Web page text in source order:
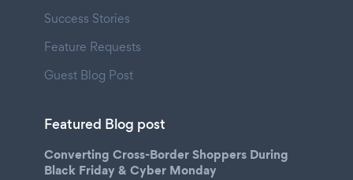
Success Stories
Feature Requests
Guest Blog Post
Featured Blog post
Converting Cross-Border Shoppers During
Black Friday & Cyber Monday